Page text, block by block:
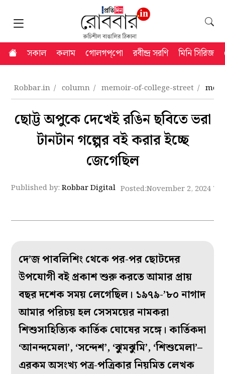
সকাল কলাম গোলগপ্‌পো রবীন্দ্র সরণি মিনি সিরিজ
Robbar.in column memoir-of-college-street
ছোট্ট অপুকে দেখেই রঙিন ছবিতে ভরা
টানটান গল্পের বই করার ইচ্ছে
জেগেছিল
Published by:Robbar Digital Posted:November 2, 2024
দে’জ পাবলিশিং থেকে পর-পর ছোটদের
উপযোগী বই প্রকাশ শুরু করতে আমার প্রায়
বছর দশেক সময় লেগেছিল। ১৯৭৯-’৮০ নাগাদ
আমার পরিচয় হল সেসময়ের নামকরা
শিশুসাহিত্যিক কার্তিক ঘোষের সঙ্গে। কার্তিকদা
‘আনন্দমেলা’, ‘সন্দেশ’, ‘ঝুমঝুমি’, ‘শিশুমেলা’–
এরকম অসংখ্য পত্র-পত্রিকার নিয়মিত লেখক